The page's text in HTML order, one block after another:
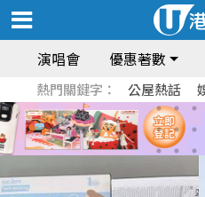
演唱會 優惠著數
熱門關鍵字： 公屋熱話